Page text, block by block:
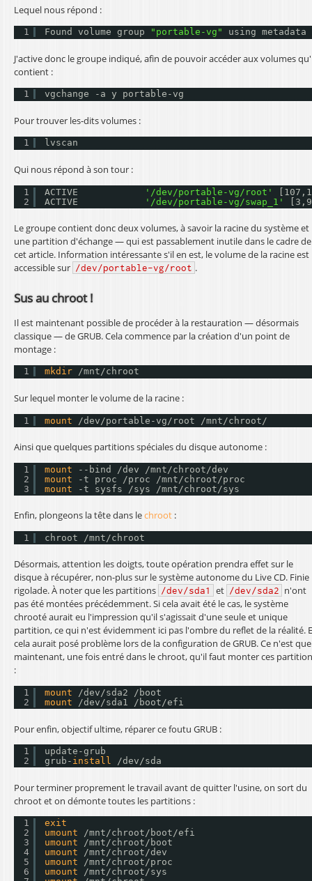
Lequel nous répond :
1 Found volume group "portable-vg" using metadata
J'active donc le groupe indiqué, afin de pouvoir accéder aux volumes
contient :
1 vgchange -a y portable-vg
Pour trouver les-dits volumes :
1 lvscan
Qui nous répond à son tour :
1
2
ACTIVE '/dev/portable-vg/root'
ACTIVE
'/dev/portable-vg/swap_1'
Le groupe contient donc deux volumes, à savoir la racine du système et
une partition d'échange — qui est passablement inutile dans le cadre de
cet article. Information intéressante s'il en est, le volume de la racine est
accessible sur /dev/portable-vg/root .
Sus au chroot !
Il est maintenant possible de procéder à la restauration — désormais
classique — de GRUB. Cela commence par la création d'un point de
montage :
1 mkdir /mnt/chroot
Sur lequel monter le volume de la racine :
1 mount /dev/portable-vg/root /mnt/chroot/
Ainsi que quelques partitions spéciales du disque autonome :
1
2
3
mount --bind /dev
/mnt/chroot/dev
mount
-t proc /proc
/mnt/chroot/proc
mount
-t sysfs /sys /mnt/chroot/sys
Enfin, plongeons la tête dans lechroot :
1 chroot /mnt/chroot
Désormais, attention les doigts, toute opération prendra effet sur le
disque à récupérer, non-plus sur le système autonome du Live CD. Finie
rigolade. À noter que les partitions /dev/sda1 et /dev/sda2 n'ont
pas été montées précédemment. Si cela avait été le cas, le système
chrooté aurait eu l'impression qu'il s'agissait d'une seule et unique
partition, ce qui n'est évidemment ici pas l'ombre du reflet de la réalité.
cela aurait posé problème lors de la configuration de GRUB. Ce n'est que
maintenant, une fois entré dans le chroot, qu'il faut monter ces
:
1
2
mount /dev/sda2
/boot
mount
/dev/sda1 /boot/efi
Pour enfin, objectif ultime, réparer ce foutu GRUB :
1
2
update-grub
grub- install /dev/sda
Pour terminer proprement le travail avant de quitter l'usine, on sort du
chroot et on démonte toutes les partitions :
1
2
3
4
5
6
exit
umount
/mnt/chroot/boot/efi
umount
/mnt/chroot/boot
umount
/mnt/chroot/dev
umount
/mnt/chroot/proc
umount
/mnt/chroot/sys